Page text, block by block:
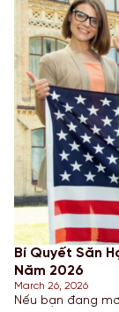
Bí Quyết Săn
Năm 2026
March 26, 2026
Nếu bạn đang